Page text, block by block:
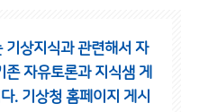
기상지식과 관련해서 자
존 자유토론과 지식샘 게
. 기상청 홈페이지 게시